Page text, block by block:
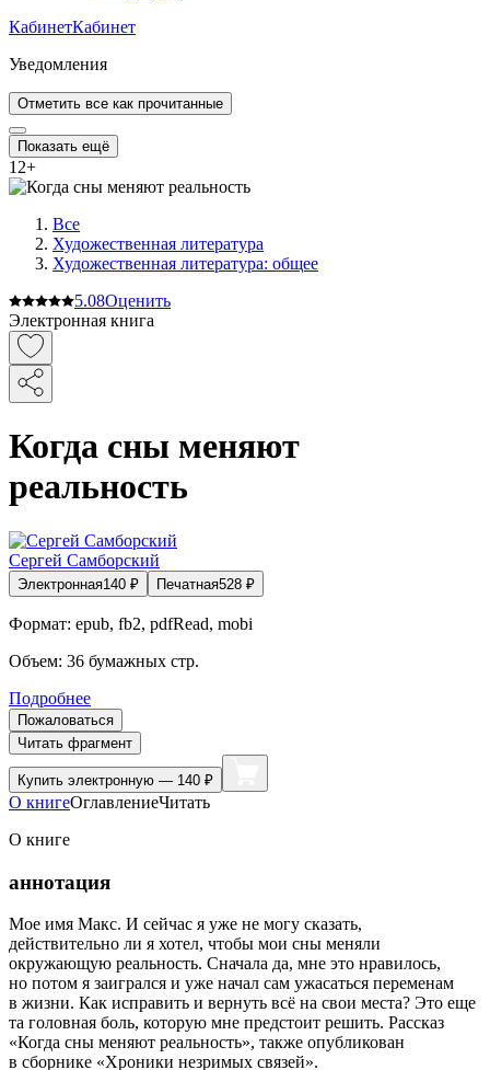
КабинетКабинет
Уведомления
Отметить все как прочитанные
Показать ещё
12+
Все
Художественная литература
Художественная литература: общее
5.08Оценить
Электронная книга
Когда сны меняют
реальность
Сергей Самборский
Электронная140 ₽ Печатная528 ₽
Формат: epub, fb2, pdfRead, mobi
Объем: 36 бумажных стр.
Подробнее
Пожаловаться
Читать фрагмент
Купить электронную — 140 ₽
О книгеОглавлениеЧитать
О книге
аннотация
Мое имя Макс. И сейчас я уже не могу сказать,
действительно ли я хотел, чтобы мои сны меняли
окружающую реальность. Сначала да, мне это нравилось,
но потом я заигрался и уже начал сам ужасаться переменам
в жизни. Как исправить и вернуть всё на свои места? Это еще
та головная боль, которую мне предстоит решить. Рассказ
«Когда сны меняют реальность», также опубликован
в сборнике «Хроники незримых связей».